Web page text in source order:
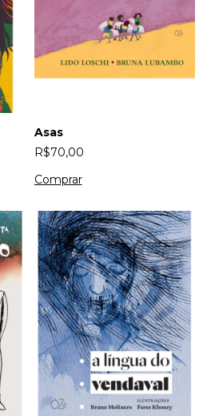
Asas
R$70,00